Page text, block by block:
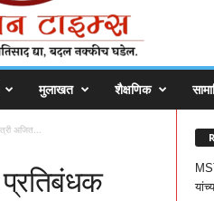
मुलाखत शैक्षणिक
अजित...
प्रतिबंधक